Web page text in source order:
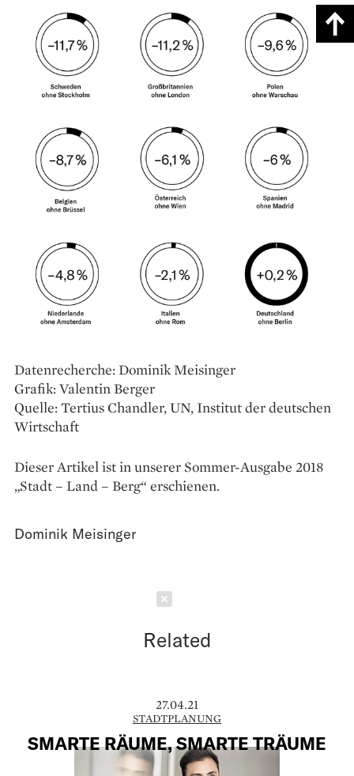
Datenrecherche: Dominik Meisinger
Grafik: Valentin Berger
Quelle: Tertius Chandler, UN, Institut der deutschen
Wirtschaft
Dieser Artikel ist in unserer Sommer-Ausgabe 2018
„Stadt – Land – Berg“ erschienen.
Dominik Meisinger
Related
27.04.21
STADTPLANUNG
SMARTE RÄUME, SMARTE TRÄUME